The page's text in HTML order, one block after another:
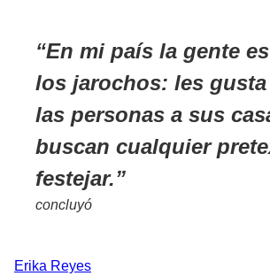
En mi país la gente
los jarochos: les
las personas a sus
buscan cualquier
festejar.
concluyó
Erika Reyes